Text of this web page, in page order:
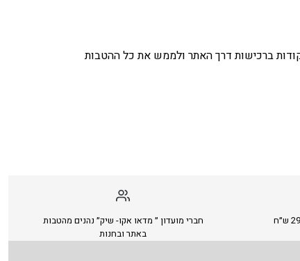
ברכישות דרך האתר ולממש את כל ההטבות
חברי מועדון ״ מדאו אקו- שיק״ נהנים מהטבות
באתר ובחנות